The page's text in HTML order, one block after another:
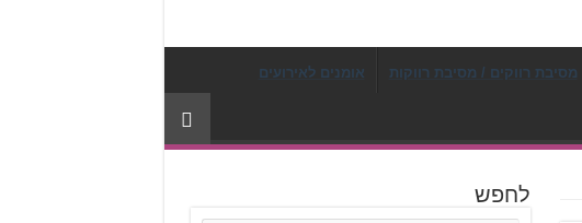
מסיבת רווקים / מסיבת רווקות אומנים לאירועים
לחפש